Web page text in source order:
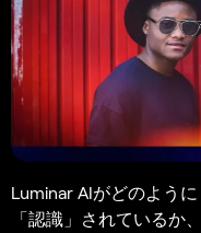
Luminar AIがどのよう
「認識」されているか